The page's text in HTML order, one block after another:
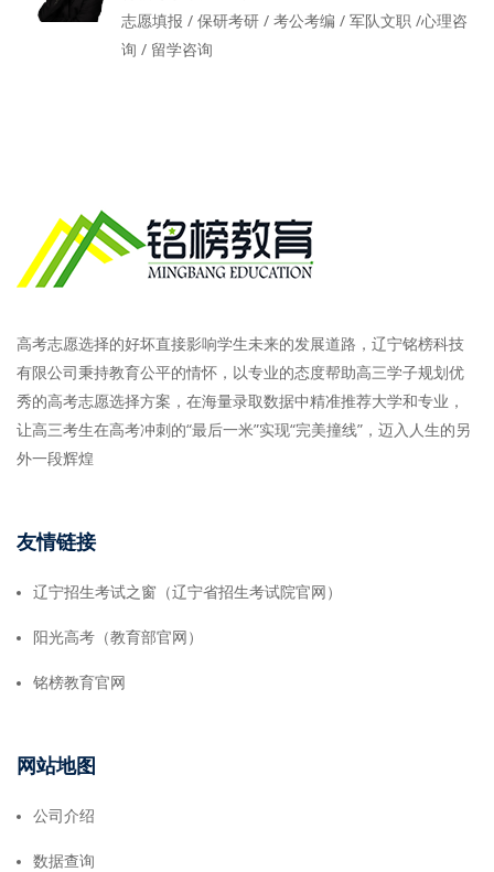
志愿填报 / 保研考研 / 考公考编 / 军队文职 /心理咨
询 / 留学咨询
高考志愿选择的好坏直接影响学生未来的发展道路，辽宁铭榜科技
有限公司秉持教育公平的情怀，以专业的态度帮助高三学子规划优
秀的高考志愿选择方案，在海量录取数据中精准推荐大学和专业，
让高三考生在高考冲刺的“最后一米”实现“完美撞线”，迈入人生的另
外一段辉煌
友情链接
辽宁招生考试之窗（辽宁省招生考试院官网）
阳光高考（教育部官网）
铭榜教育官网
网站地图
公司介绍
数据查询